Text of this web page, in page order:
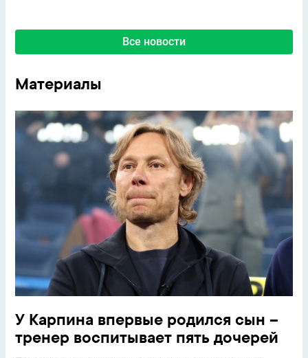
Материалы
У Карпина впервые родился сын –
тренер воспитывает пять дочерей
Все новости